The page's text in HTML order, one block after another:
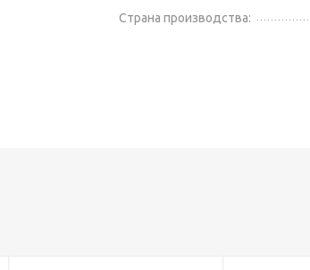
Страна производства: